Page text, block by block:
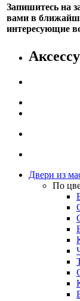
Запишитесь на
вами в
интересующие
Двери из
По